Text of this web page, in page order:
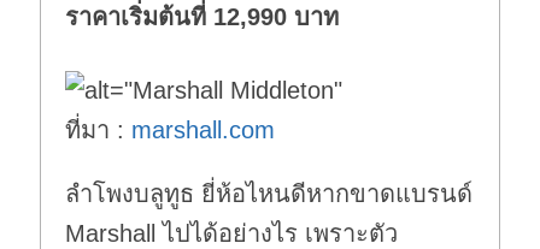
ราคาเริ่มต้นที่ 12,990 บาท
ที่มา : marshall.com
ลำโพงบลูทูธ ยี่ห้อไหนดีหากขาดแบรนด์
Marshall ไปได้อย่างไร เพราะตัว